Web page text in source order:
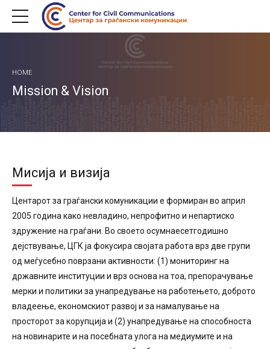
HOME
Mission & Vision
Мисија и визија
Центарот за граѓански комуникации е формиран во април
2005 година како невладино, непрофитно и непартиско
здружение на граѓани. Во своето осумнаесетгодишно
дејствување, ЦГК ја фокусира својата работа врз две групи
од меѓусебно поврзани активности: (1) мониторинг на
државните институции и врз основа на тоа, препорачување
мерки и политики за унапредување на работењето, доброто
владеење, економскиот развој и за намалување на
просторот за корупција и (2) унапредување на способноста
на новинарите и на посебната улога на медиумите и на